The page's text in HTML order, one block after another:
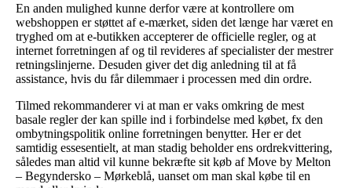
En anden mulighed kunne derfor være at kontrollere om
webshoppen er støttet af e-mærket, siden det længe har været en
tryghed om at e-butikken accepterer de officielle regler, og at
internet forretningen af og til revideres af specialister der mestrer
retningslinjerne. Desuden giver det dig anledning til at få
assistance, hvis du får dilemmaer i processen med din ordre.
Tilmed rekommanderer vi at man er vaks omkring de mest
basale regler der kan spille ind i forbindelse med købet, fx den
ombytningspolitik online forretningen benytter. Her er det
samtidig essesentielt, at man stadig beholder ens ordrekvittering,
således man altid vil kunne bekræfte sit køb af Move by Melton
– Begyndersko – Mørkeblå, uanset om man skal købe til en